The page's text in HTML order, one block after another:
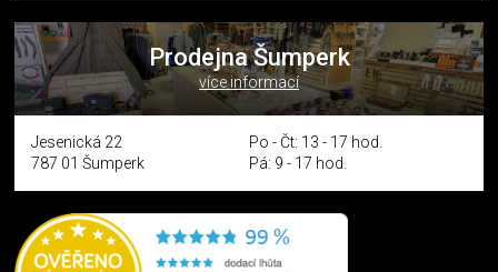
Prodejna Šumperk
více informací
Jesenická 22
787 01 Šumperk
Po - Čt: 13 - 17 hod.
Pá: 9 - 17 hod.